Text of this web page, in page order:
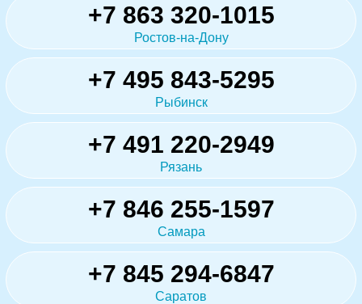
+7 863 320-1015
Ростов-на-Дону
+7 495 843-5295
Рыбинск
+7 491 220-2949
Рязань
+7 846 255-1597
Самара
+7 845 294-6847
Саратов